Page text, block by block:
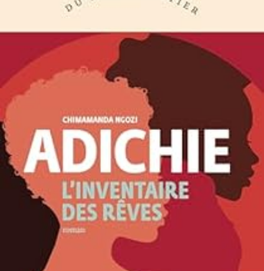
LIRE LA SUITE